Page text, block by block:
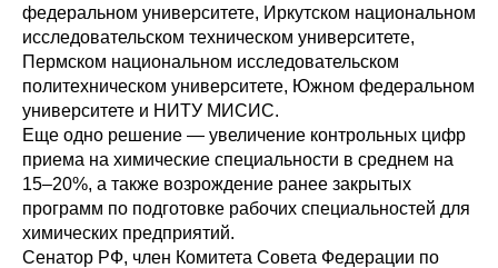
федеральном университете, Иркутском национальном
исследовательском техническом университете,
Пермском национальном исследовательском
политехническом университете, Южном федеральном
университете и НИТУ МИСИС.
Еще одно решение — увеличение контрольных цифр
приема на химические специальности в среднем на
15–20%, а также возрождение ранее закрытых
программ по подготовке рабочих специальностей для
химических предприятий.
Сенатор РФ, член Комитета Совета Федерации по